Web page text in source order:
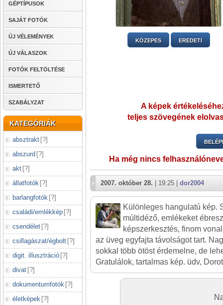
GÉPTÍPUSOK
SAJÁT FOTÓK
ÚJ VÉLEMÉNYEK
ÚJ VÁLASZOK
FOTÓK FELTÖLTÉSE
ISMERTETŐ
SZABÁLYZAT
KATEGÓRIÁK
absztrakt [?]
abszurd [?]
akt [?]
állatfotók [?]
barlangfotók [?]
családi/emlékkép [?]
csendélet [?]
csillagászat/égbolt [?]
digit. illusztráció [?]
divat [?]
dokumentumfotók [?]
életképek [?]
KÖZEPES EREDETI
A képek
teljes szövegének
Ha még nincs
2007. október 28. | 19:25 | dor2004
Különleges hangulatú kép.
múltidéző, emlékeket
képszerkesztés, finom
az üveg egyfajta távolságot tart.
sokkal több ötöst érdemelne, de
Gratulálok, tartalmas kép. üdv,